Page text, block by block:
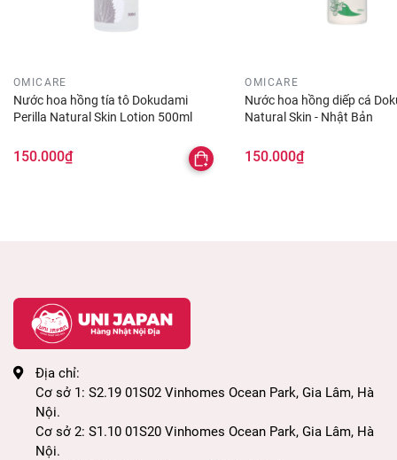
• Giúp làm mát da khi da bị tổn thương sau khi đi
• Kiểm soát dầu nhờn cân bằng độ ẩm trên da
• Xịt khoáng dưỡng ẩm sáng da chiết xuất hạt ý dĩ
chống viêm, phù hợp với da mụn.
Glycyrrhizic Acid 2K, Xanthan Gum, (styrene /
Acrylate) Copolymer, PEG- 60 Hydrogenated
castor oil, citric acid, sodium citrate,
phenoxyethanol, methylparaben, propylparaben.
4. HƯỚNG DẪN SỬ DỤNG:
OMICARE
Nước hoa hồng tía tô Dokudami
Perilla Natural Skin Lotion 500ml
150.000₫
OMICARE
Nước hoa hồng diếp cá
Natural Skin - Nhật Bản
150.000₫
Địa chỉ:
Cơ sở 1: S2.19 01S02 Vinhomes Ocean Park, Gia Lâm, Hà
Nội.
Cơ sở 2: S1.10 01S20 Vinhomes Ocean Park, Gia Lâm, Hà
Nội.